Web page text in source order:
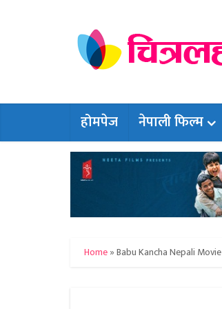
होमपेज नेपाली फिल्म
Home»Babu Kancha Nepali Movie